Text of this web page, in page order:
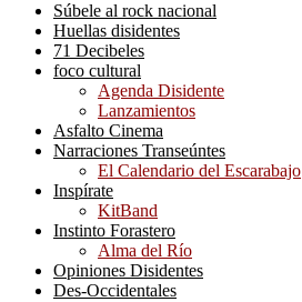
Súbele al rock nacional
Huellas disidentes
71 Decibeles
foco cultural
Agenda Disidente
Lanzamientos
Asfalto Cinema
Narraciones Transeúntes
El Calendario del Escarabajo
Inspírate
KitBand
Instinto Forastero
Alma del Río
Opiniones Disidentes
Des-Occidentales